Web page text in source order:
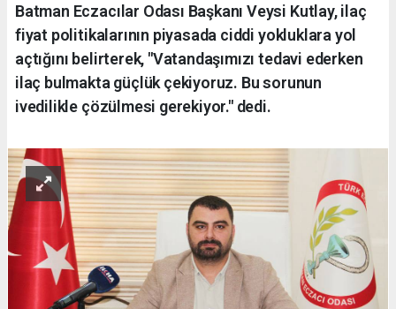
Batman Eczacılar Odası Başkanı Veysi Kutlay, ilaç
fiyat politikalarının piyasada ciddi yokluklara yol
açtığını belirterek, "Vatandaşımızı tedavi ederken
ilaç bulmakta güçlük çekiyoruz. Bu sorunun
ivedilikle çözülmesi gerekiyor." dedi.